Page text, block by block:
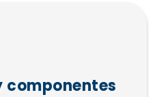
componentes